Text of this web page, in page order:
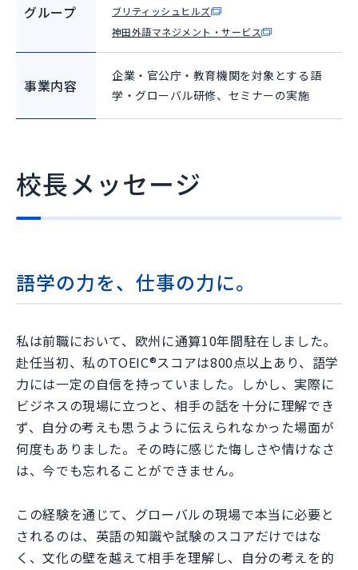
グループ
ブリティッシュヒルズ
神田外語マネジメント・サービス
事業内容
企業・官公庁・教育機関を対象とする語
学・グローバル研修、セミナーの実施
校長メッセージ
語学の力を、仕事の力に。
私は前職において、欧州に通算10年間駐在しました。
赴任当初、私のTOEIC®スコアは800点以上あり、語学
力には一定の自信を持っていました。しかし、実際に
ビジネスの現場に立つと、相手の話を十分に理解でき
ず、自分の考えも思うように伝えられなかった場面が
何度もありました。その時に感じた悔しさや情けなさ
は、今でも忘れることができません。
この経験を通じて、グローバルの現場で本当に必要と
されるのは、英語の知識や試験のスコアだけではな
く、文化の壁を越えて相手を理解し、自分の考えを的